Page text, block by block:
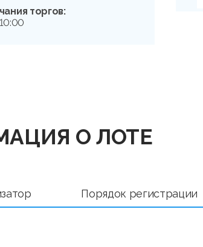
торгов:
О ЛОТЕ
Порядок регистрации